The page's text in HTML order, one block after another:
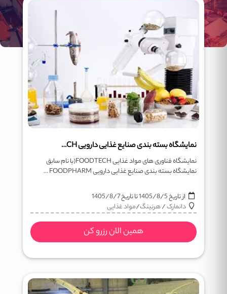
نمایشگاه بسته بندی صنایع غذایی دارویی FOODPHARMATECH
نمایشگاه فناوری های مواد غذایی FOODTECH(با نام سابق
نمایشگاه بسته بندی صنایع غذایی دارویی FOODPHARM ...
از تاریخ1405/8/5تا تاریخ1405/8/7
دانمارک/هرنینگ/مواد غذایی
همین الان رزرو کن